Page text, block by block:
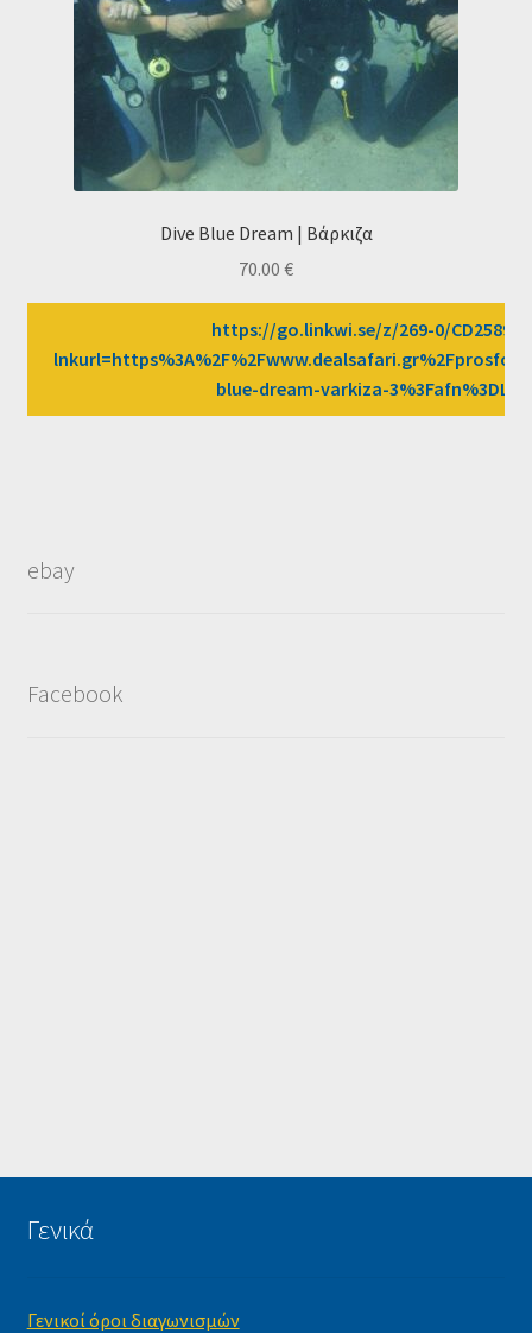
Dive Blue Dream | Βάρκιζα
70.00 €
https://go.linkwi.se/z/269-0/CD2589/?
blue-dream-varkiza-3%3Fafn%3DLW
ebay
Facebook
Γενικά
Γενικοί όροι διαγωνισμών